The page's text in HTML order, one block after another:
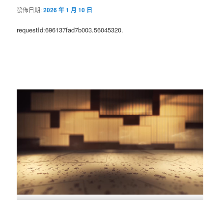
發佈日期:2026 年 1 月 10 日
requestId:696137fad7b003.56045320.